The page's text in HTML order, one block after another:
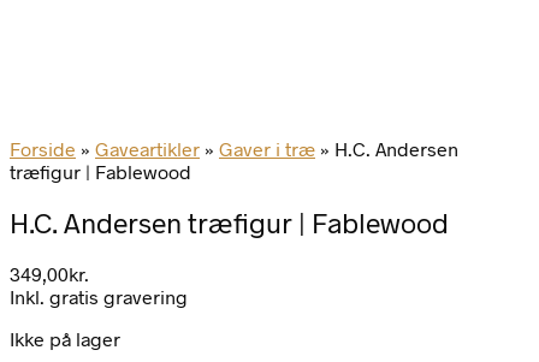
Forside » Gaveartikler » Gaver i træ » H.C. Andersen
træfigur | Fablewood
H.C. Andersen træfigur | Fablewood
349,00kr.
Inkl. gratis gravering
Ikke på lager